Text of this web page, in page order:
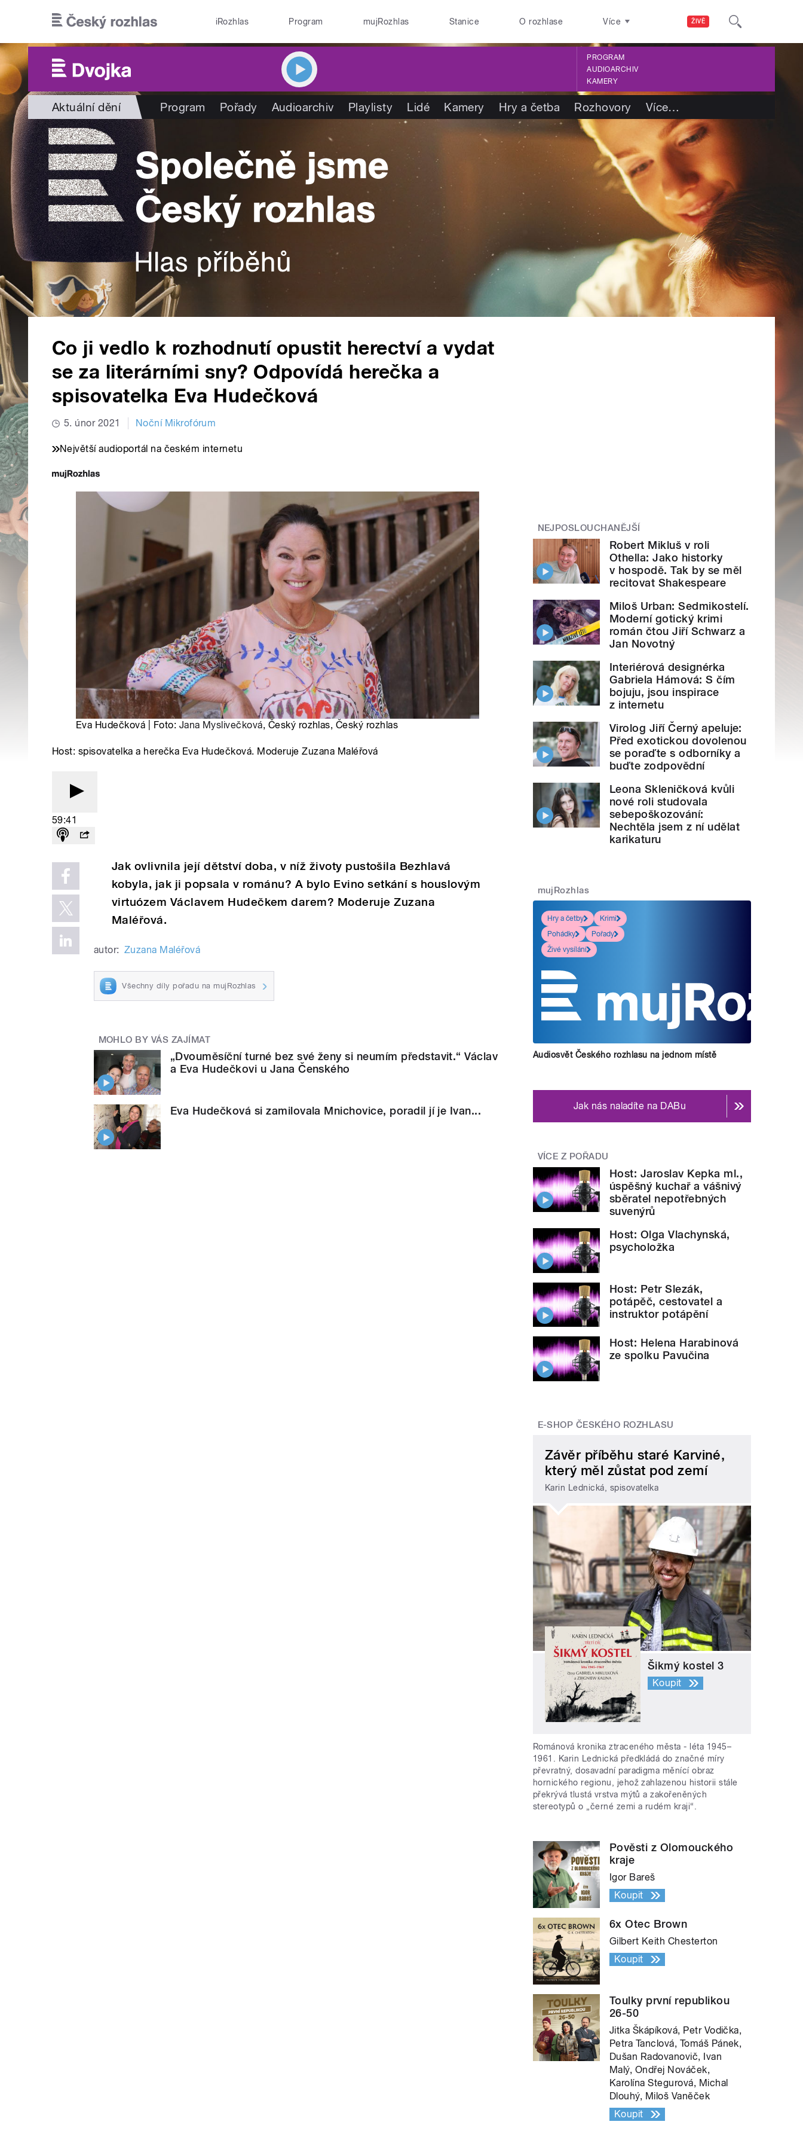
ŽIVĚ
iRozhlas Program mujRozhlas Stanice O rozhlase Více
PROGRAM
AUDIOARCHIV
KAMERY
Aktuální dění Program Pořady Audioarchiv Playlisty Lidé Kamery Hry a četba Rozhovory Více…
Co ji vedlo k rozhodnutí opustit herectví a vydat
se za literárními sny? Odpovídá herečka a
spisovatelka Eva Hudečková
5. únor 2021 Noční Mikrofórum
Největší audioportál na českém internetu
Eva Hudečková | Foto: Jana Myslivečková, Český rozhlas, Český rozhlas
Host: spisovatelka a herečka Eva Hudečková. Moderuje Zuzana Maléřová
59:41
Jak ovlivnila její dětství doba, v níž životy pustošila Bezhlavá
kobyla, jak ji popsala v románu? A bylo Evino setkání s houslovým
virtuózem Václavem Hudečkem darem? Moderuje Zuzana
Maléřová.
autor: Zuzana Maléřová
Všechny díly pořadu na mujRozhlas
MOHLO BY VÁS ZAJÍMAT
„Dvouměsíční turné bez své ženy si neumím představit.“ Václav
a Eva Hudečkovi u Jana Čenského
Eva Hudečková si zamilovala Mnichovice, poradil jí je Ivan...
NEJPOSLOUCHANĚJŠÍ
Robert Mikluš v roli
Othella: Jako historky
v hospodě. Tak by se měl
recitovat Shakespeare
Miloš Urban: Sedmikostelí.
Moderní gotický krimi
román čtou Jiří Schwarz a
Jan Novotný
Interiérová designérka
Gabriela Hámová: S čím
bojuju, jsou inspirace
z internetu
Virolog Jiří Černý apeluje:
Před exotickou dovolenou
se poraďte s odborníky a
buďte zodpovědní
Leona Skleničková kvůli
nové roli studovala
sebepoškozování:
Nechtěla jsem z ní udělat
karikaturu
mujRozhlas
Hry a četby
Krimi
Pohádky
Pořady
Živé vysílání
Audiosvět Českého rozhlasu na jednom místě
Jak nás naladíte na DABu
VÍCE Z POŘADU
Host: Jaroslav Kepka ml.,
úspěšný kuchař a vášnivý
sběratel nepotřebných
suvenýrů
Host: Olga Vlachynská,
psycholožka
Host: Petr Slezák,
potápěč, cestovatel a
instruktor potápění
Host: Helena Harabinová
ze spolku Pavučina
E-SHOP ČESKÉHO ROZHLASU
Závěr příběhu staré Karviné,
který měl zůstat pod zemí
Karin Lednická, spisovatelka
Šikmý kostel 3
Koupit
Románová kronika ztraceného města - léta 1945–
1961. Karin Lednická předkládá do značné míry
převratný, dosavadní paradigma měnící obraz
hornického regionu, jehož zahlazenou historii stále
překrývá tlustá vrstva mýtů a zakořeněných
stereotypů o „černé zemi a rudém kraji“.
Pověsti z Olomouckého
kraje
Igor Bareš
Koupit
6x Otec Brown
Gilbert Keith Chesterton
Koupit
Toulky první republikou
26-50
Jitka Škápíková, Petr Vodička,
Petra Tanclová, Tomáš Pánek,
Dušan Radovanovič, Ivan
Malý, Ondřej Nováček,
Karolína Stegurová, Michal
Dlouhý, Miloš Vaněček
Koupit